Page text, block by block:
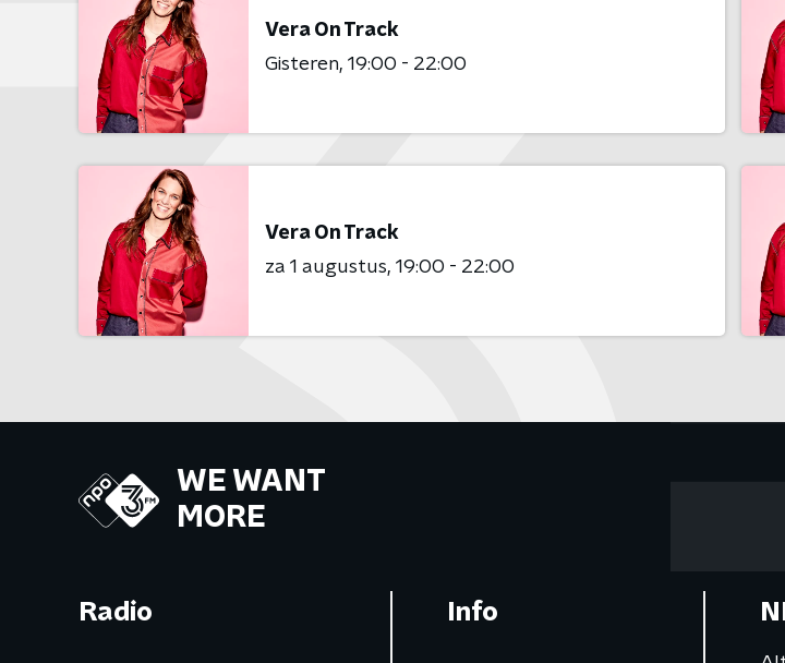
Vera On Track
Gisteren 19:00 - 22:00
Vera On Track
za 1 augustus 19:00 - 22:00
WE WANT
MORE
Radio Info